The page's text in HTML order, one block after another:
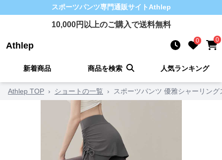
スポーツパンツ専門通販サイト Athlep
10,000円以上のご購入で送料無料
Athlep 0 0
新着商品 商品を検索 人気ランキング
Athlep TOP › ショートの一覧 › スポーツパンツ 優雅シャーリン